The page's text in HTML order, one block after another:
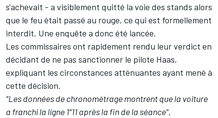
s'achevait - a visiblement quitté la voie des stands alors
que le feu était passé au rouge, ce qui est formellement
interdit. Une enquête a donc été lancée.
Les commissaires ont rapidement rendu leur verdict en
décidant de ne pas sanctionner le pilote Haas,
expliquant les circonstances atténuantes ayant mené à
cette décision.
"Les données de chronométrage montrent que la voiture
a franchi la ligne 1"11 après la fin de la séance",